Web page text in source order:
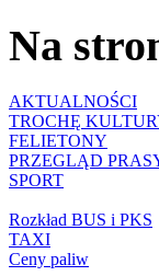
Na
AKTUALNOŚCI
TROCHĘ
FELIETONY
PRZEGLĄD
SPORT
Rozkład BUS i PKS
TAXI
Ceny paliw